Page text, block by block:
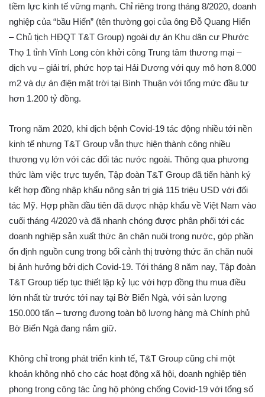
tiềm lực kinh tế vững mạnh. Chỉ riêng trong tháng 8/2020, doanh
nghiệp của “bầu Hiển” (tên thường gọi của ông Đỗ Quang Hiển
– Chủ tịch HĐQT T&T Group) ngoài dự án Khu dân cư Phước
Thọ 1 tỉnh Vĩnh Long còn khởi công Trung tâm thương mại –
dịch vụ – giải trí, phức hợp tại Hải Dương với quy mô hơn 8.000
m2 và dự án điện mặt trời tại Bình Thuận với tổng mức đầu tư
hơn 1.200 tỷ đồng.
Trong năm 2020, khi dịch bệnh Covid-19 tác động nhiều tới nền
kinh tế nhưng T&T Group vẫn thực hiện thành công nhiều
thương vụ lớn với các đối tác nước ngoài. Thông qua phương
thức làm việc trực tuyến, Tập đoàn T&T Group đã tiến hành ký
kết hợp đồng nhập khẩu nông sản trị giá 115 triệu USD với đối
tác Mỹ. Hợp phần đầu tiên đã được nhập khẩu về Việt Nam vào
cuối tháng 4/2020 và đã nhanh chóng được phân phối tới các
doanh nghiệp sản xuất thức ăn chăn nuôi trong nước, góp phần
ổn định nguồn cung trong bối cảnh thị trường thức ăn chăn nuôi
bị ảnh hưởng bởi dịch Covid-19. Tới tháng 8 năm nay, Tập đoàn
T&T Group tiếp tục thiết lập kỷ lục với hợp đồng thu mua điều
lớn nhất từ trước tới nay tại Bờ Biển Ngà, với sản lượng
150.000 tấn – tương đương toàn bộ lượng hàng mà Chính phủ
Bờ Biển Ngà đang nắm giữ.
Không chỉ trong phát triển kinh tế, T&T Group cũng chi một
khoản không nhỏ cho các hoạt động xã hội, doanh nghiệp tiên
phong trong công tác ủng hộ phòng chống Covid-19 với tổng số